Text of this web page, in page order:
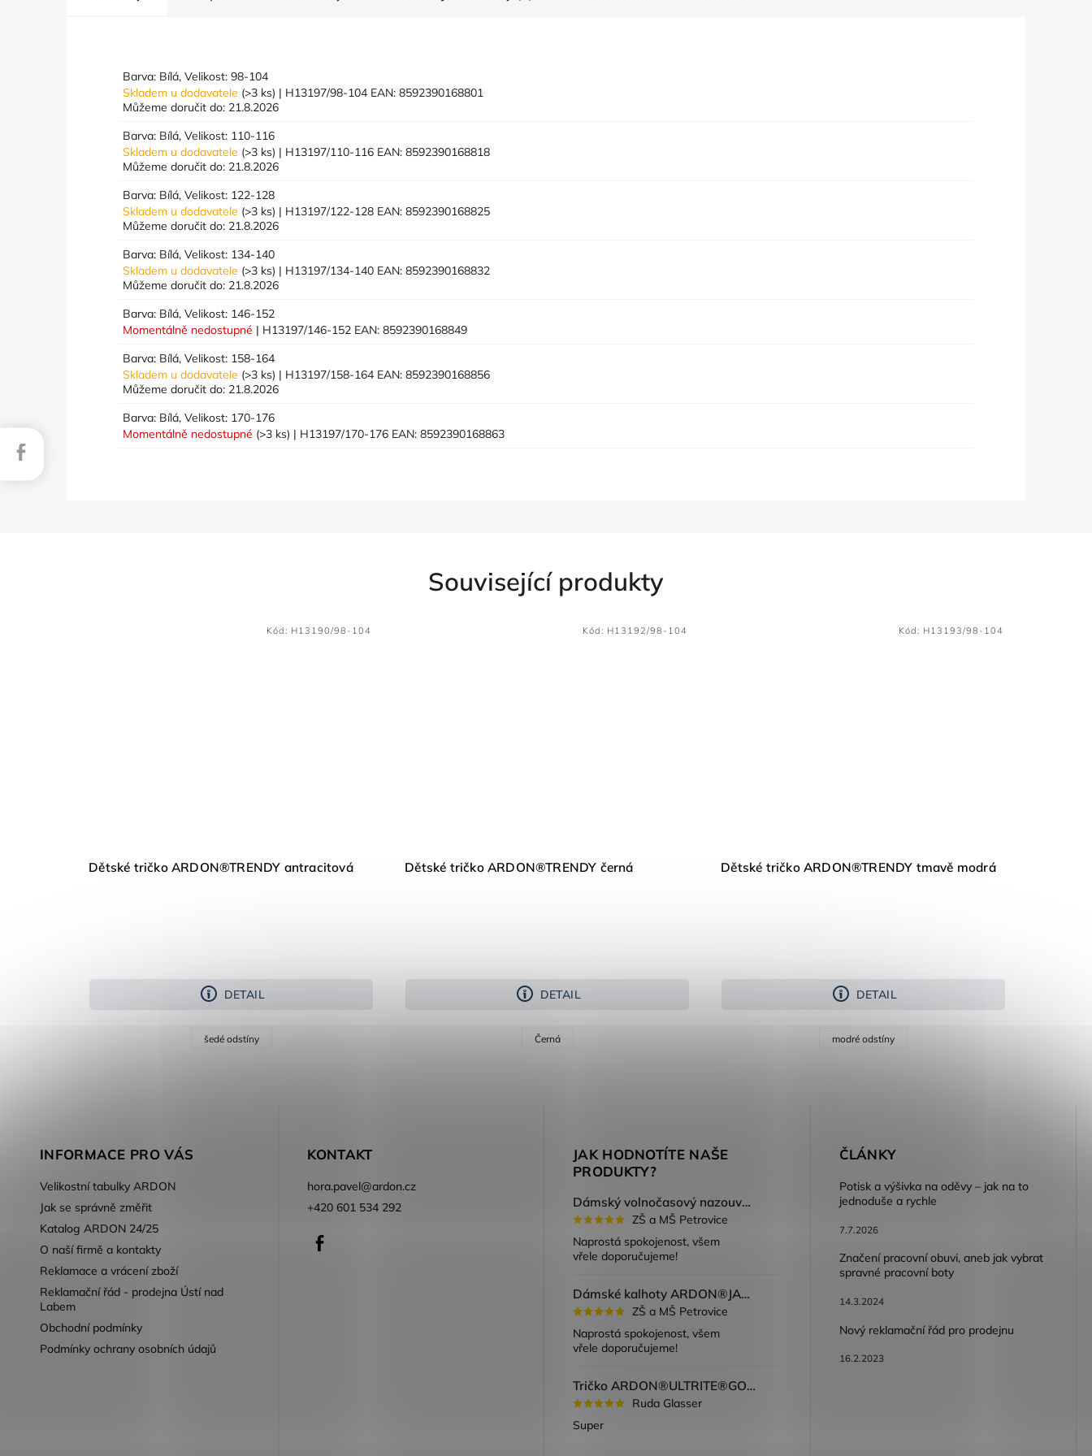
Barva: Bílá, Velikost: 98-104
Skladem u dodavatele (>3 ks) | H13197/98-104 EAN: 8592390168801
Můžeme doručit do: 21.8.2026
Barva: Bílá, Velikost: 110-116
Skladem u dodavatele (>3 ks) | H13197/110-116 EAN: 8592390168818
Můžeme doručit do: 21.8.2026
Barva: Bílá, Velikost: 122-128
Skladem u dodavatele (>3 ks) | H13197/122-128 EAN: 8592390168825
Můžeme doručit do: 21.8.2026
Barva: Bílá, Velikost: 134-140
Skladem u dodavatele (>3 ks) | H13197/134-140 EAN: 8592390168832
Můžeme doručit do: 21.8.2026
Barva: Bílá, Velikost: 146-152
Momentálně nedostupné | H13197/146-152 EAN: 8592390168849
Barva: Bílá, Velikost: 158-164
Skladem u dodavatele (>3 ks) | H13197/158-164 EAN: 8592390168856
Můžeme doručit do: 21.8.2026
Barva: Bílá, Velikost: 170-176
Momentálně nedostupné (>3 ks) | H13197/170-176 EAN: 8592390168863
Související produkty
Dětské tričko ARDON®TRENDY antracitová
DETAIL
šedé odstíny
Kód: H13190/98-104
Dětské tričko ARDON®TRENDY černá
DETAIL
Černá
Kód: H13192/98-104
Dětské tričko ARDON®TRENDY tmavě modrá
DETAIL
modré odstíny
Kód: H13193/98-104
INFORMACE PRO VÁS
Velikostní tabulky ARDON
Jak se správně změřit
Katalog ARDON 24/25
O naší firmě a kontakty
Reklamace a vrácení zboží
Reklamační řád - prodejna Ústí nad
Labem
Obchodní podmínky
Podmínky ochrany osobních údajů
KONTAKT
hora.pavel@ardon.cz
+420 601 534 292
JAK HODNOTÍTE NAŠE
PRODUKTY?
Dámský volnočasový nazouvák ARDON®JUNO - růžová
ZŠ a MŠ Petrovice
Naprostá spokojenost, všem
vřele doporučujeme!
Dámské kalhoty ARDON®JASVENA šedá
ZŠ a MŠ Petrovice
Naprostá spokojenost, všem
vřele doporučujeme!
Tričko ARDON®ULTRITE®GO! dámské růžová
Ruda Glasser
Super
ČLÁNKY
Potisk a výšivka na oděvy – jak na to
jednoduše a rychle
7.7.2026
Značení pracovní obuvi, aneb jak vybrat
spravné pracovní boty
14.3.2024
Nový reklamační řád pro prodejnu
16.2.2023